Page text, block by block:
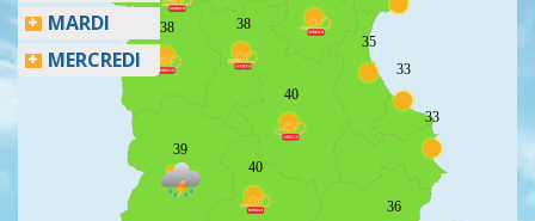
38
38
40
35
33
33
39
40
36
MARDI
MERCREDI